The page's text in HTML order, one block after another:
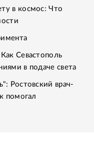
в космос: Что
Севастополь
в подаче света
Ростовский врач-
помогал